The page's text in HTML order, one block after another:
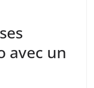
avec un